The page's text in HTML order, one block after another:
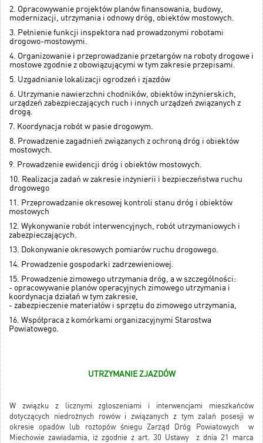
2. Opracowywanie projektów planów finansowania, budowy,
modernizacji, utrzymania i odnowy dróg, obiektów mostowych.
3. Pełnienie funkcji inspektora nad prowadzonymi robotami
drogowo-mostowymi.
4. Organizowanie i przeprowadzanie przetargów na roboty drogowe i
mostowe zgodnie z obowiązującymi w tym zakresie przepisami.
5. Uzgadnianie lokalizacji ogrodzeń i zjazdów
6. Utrzymanie nawierzchni chodników, obiektów inżynierskich,
urządzeń zabezpieczających ruch i innych urządzeń związanych z
drogą.
7. Koordynacja robót w pasie drogowym.
8. Prowadzenie zagadnień związanych z ochroną dróg i obiektów
mostowych.
9. Prowadzenie ewidencji dróg i obiektów mostowych.
10. Realizacja zadań w zakresie inżynierii i bezpieczeństwa ruchu
drogowego
11. Przeprowadzanie okresowej kontroli stanu dróg i obiektów
mostowych
12. Wykonywanie robót interwencyjnych, robót utrzymaniowych i
zabezpieczających.
13. Dokonywanie okresowych pomiarów ruchu drogowego.
14. Prowadzenie gospodarki zadrzewieniowej.
15. Prowadzenie zimowego utrzymania dróg, a w szczególności:
- opracowywanie planów operacyjnych zimowego utrzymania i
koordynacja działań w tym zakresie,
- zabezpieczenie materiałów i sprzętu do zimowego utrzymania,
16. Współpraca z komórkami organizacyjnymi Starostwa
Powiatowego.
UTRZYMANIE ZJAZDÓW
W związku z licznymi zgłoszeniami i interwencjami mieszkańców
dotyczących niedrożnych rowów i związanych z tym zalań posesji w
okresie opadów lub roztopów śniegu Zarząd Dróg Powiatowych w
Miechowie zawiadamia, iż zgodnie z art. 30 Ustawy z dnia 21 marca